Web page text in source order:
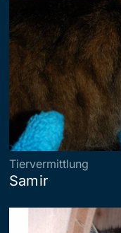
Tiervermittlung
Samir